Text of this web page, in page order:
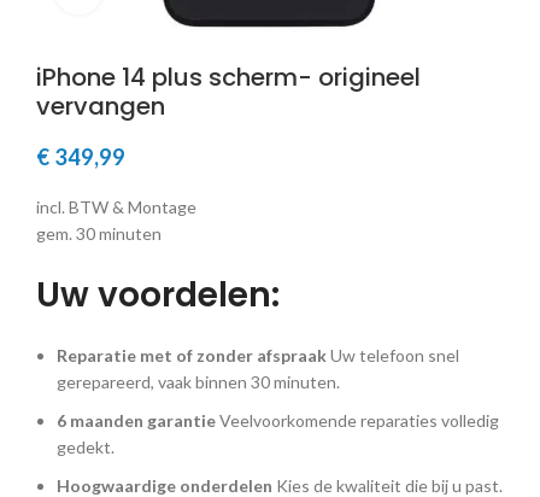
iPhone 14 plus scherm- origineel
vervangen
€ 349,99
incl. BTW & Montage
gem. 30 minuten
Uw voordelen:
Reparatie met of zonder afspraakUw telefoon snel
gerepareerd, vaak binnen 30 minuten.
6 maanden garantieVeelvoorkomende reparaties volledig
gedekt.
Hoogwaardige onderdelen Kies de kwaliteit die bij u past.